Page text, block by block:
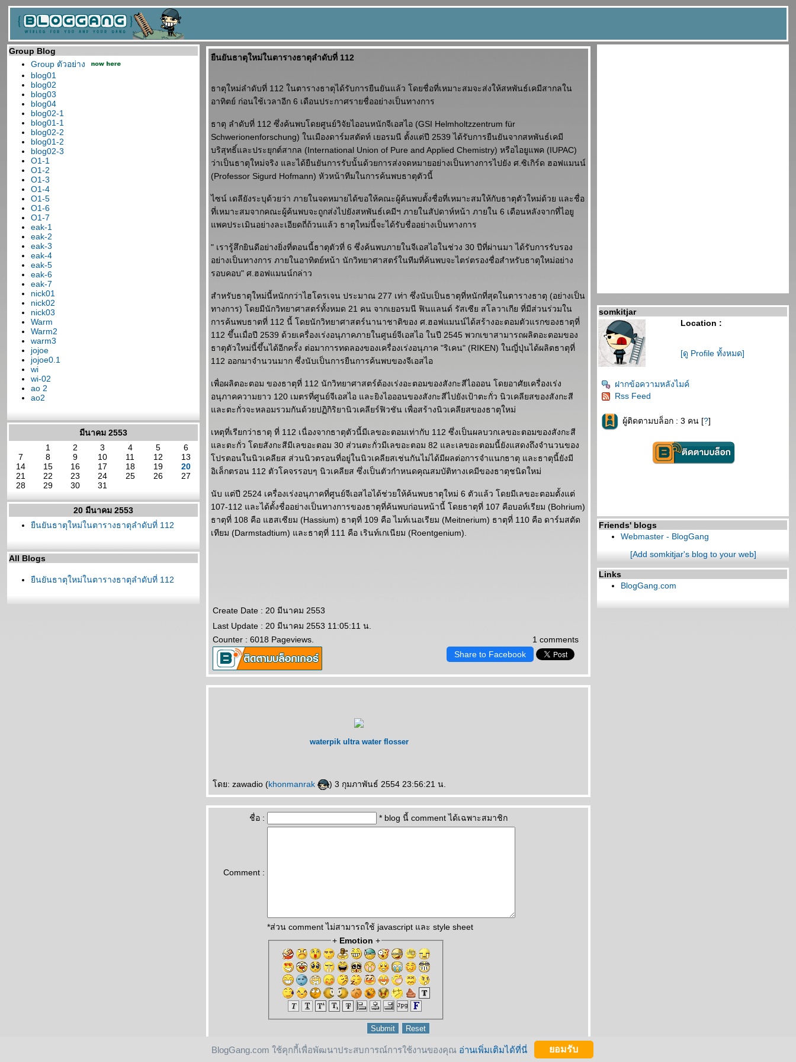
Group Blog
Group ตัวอย่าง
blog01
blog02
blog03
blog04
blog02-1
blog01-1
blog02-2
blog01-2
blog02-3
O1-1
O1-2
O1-3
O1-4
O1-5
O1-6
O1-7
eak-1
eak-2
eak-3
eak-4
eak-5
eak-6
eak-7
nick01
nick02
nick03
Warm
Warm2
warm3
jojoe
jojoe0.1
wi
wi-02
ao 2
ao2
มีนาคม 2553
1
2 3 4 5
6
7
8 9 10 11 12
13
14
15 16 17 18 19
20
21
22 23 24 25 26
27
28
29 30 31
20 มีนาคม 2553
ืนยันธาตุใหม่ในตารางธาตุลำดับที่ 112
All Blogs
ืนยันธาตุใหม่ในตารางธาตุลำดับที่ 112
ืนยันธาตุใหม่ในตารางธาตุลำดับที่ 112
ธาตุใหม่ลำดับที่ 112 ในตารางธาตุได้รับการยืนยันแล้ว โดยชื่อที่เหมาะสมจะส่งให้สหพันธ์เคมีสากลใน
อาทิตย์ ก่อนใช้เวลาอีก 6 เดือนประกาศรายชื่ออย่างเป็นทางการ
ธาตุ ลำดับที่ 112 ซึ่งค้นพบโดยศูนย์วิจัยไออนหนักจีเอสไอ (GSI Helmholtzzentrum für
Schwerionenforschung) ในเมืองดาร์มสตัดท์ เยอรมนี ตั้งแต่ปี 2539 ได้รับการยืนยันจากสหพันธ์เคมี
บริสุทธิ์และประยุกต์สากล (International Union of Pure and Applied Chemistry) หรือไอยูแพค (IUPAC)
ว่าเป็นธาตุใหม่จริง และได้ยืนยันการรับนั้นด้วยการส่งจดหมายอย่างเป็นทางการไปยัง ศ.ซิเกิร์ด ฮอฟแมนน์
(Professor Sigurd Hofmann) หัวหน้าทีมในการค้นพบธาตุตัวนี้
ไซน์ เดลียังระบุด้วยว่า ภายในจดหมายได้ขอให้คณะผู้ค้นพบตั้งชื่อที่เหมาะสมให้กับธาตุตัวใหม่ด้วย และชื่อ
ที่เหมาะสมจากคณะผู้ค้นพบจะถูกส่งไปยังสหพันธ์เคมีฯ ภายในสัปดาห์หน้า ภายใน 6 เดือนหลังจากที่ไอยู
พคประเมินอย่างละเอียดถี่ถ้วนแล้ว ธาตุใหม่นี้จะได้รับชื่ออย่างเป็นทางการ
" เรารู้สึกยินดีอย่างยิ่งที่ตอนนี้ธาตุตัวที่ 6 ซึ่งค้นพบภายในจีเอสไอในช่วง 30 ปีที่ผ่านมา ได้รับการรับรอง
อย่างเป็นทางการ ภายในอาทิตย์หน้า นักวิทยาศาสตร์ในทีมที่ค้นพบจะไตร่ตรองชื่อสำหรับธาตุใหม่อย่าง
รอบคอบ" ศ.ฮอฟแมนน์กล่าว
สำหรับธาตุใหม่นี้หนักกว่าไฮโดรเจน ประมาณ 277 เท่า ซึ่งนับเป็นธาตุที่หนักที่สุดในตารางธาตุ (อย่างเป็น
ทางการ) โดยมีนักวิทยาศาสตร์ทั้งหมด 21 คน จากเยอรมนี ฟินแลนด์ รัสเซีย สโลวาเกีย ที่มีส่วนร่วมใน
การค้นพบธาตที่ 112 นี้ โดยนักวิทยาศาสตร์นานาชาติของ ศ.ฮอฟแมนน์ได้สร้างอะตอมตัวแรกของธาตุที่
112 ขึ้นเมื่อปี 2539 ด้วยเครื่องเร่งอนุภาคภายในศูนย์จีเอสไอ ในปี 2545 พวกเขาสามารถผลิตอะตอมของ
ธาตุตัวใหม่นี้ขึ้นได้อีกครั้ง ต่อมาการทดลองของเครื่องเร่งอนุภาค "ริเคน" (RIKEN) ในญี่ปุ่นได้ผลิตธาตุที่
112 ออกมาจำนวนมาก ซึ่งนับเป็นการยืนการค้นพบของจีเอสไอ
เพื่อผลิตอะตอม ของธาตุที่ 112 นักวิทยาศาสตร์ต้องเร่งอะตอมของสังกะสีไอออน โดยอาศัยเครื่องเร่ง
อนุภาคความยาว 120 เมตรที่ศูนย์จีเอสไอ และยิงไอออนของสังกะสีไปยังเป้าตะกั่ว นิวเคลียสของสังกะสี
ละตะกั่วจะหลอมรวมกันด้วยปฏิกิริยานิวเคลียร์ฟิวชัน เพื่อสร้างนิวเคลียสของธาตุใหม่
เหตุที่เรียกว่าธาตุ ที่ 112 เนื่องจากธาตุตัวนี้มีเลขอะตอมเท่ากับ 112 ซึ่งเป็นผลบวกเลขอะตอมของสังกะสี
ละตะกั่ว โดยสังกะสีมีเลขอะตอม 30 ส่วนตะกั่วมีเลขอะตอม 82 และเลขอะตอมนี้ยังแสดงถึงจำนวนของ
ปรตอนในนิวเคลียส ส่วนนิวตรอนที่อยู่ในนิวเคลียสเช่นกันไม่ได้มีผลต่อการจำแนกธาตุ และธาตุนี้ยังมี
อิเล็กตรอน 112 ตัวโคจรรอบๆ นิวเคลียส ซึ่งเป็นตัวกำหนดคุณสมบัติทางเคมีของธาตุชนิดใหม่
นับ แต่ปี 2524 เครื่องเร่งอนุภาคที่ศูนย์จีเอสไอได้ช่วยให้ค้นพบธาตุใหม่ 6 ตัวแล้ว โดยมีเลขอะตอมตั้งแต่
107-112 และได้ตั้งชื่ออย่างเป็นทางการของธาตุที่ค้นพบก่อนหน้านี้ โดยธาตุที่ 107 คือบอห์เรียม (Bohrium)
ธาตุที่ 108 คือ แฮสเซียม (Hassium) ธาตุที่ 109 คือ ไมท์เนอเรียม (Meitnerium) ธาตุที่ 110 คือ ดาร์มสตัด
เทียม (Darmstadtium) และธาตุที่ 111 คือ เรินท์เกเนียม (Roentgenium).
Create Date : 20 มีนาคม 2553
1 comments
Last Update : 20 มีนาคม 2553 11:05:11 น.
Counter : 6018 Pageviews.
Share to Facebook
waterpik ultra water flosser
ดย: zawadio (khonmanrak ) 3 กุมภาพันธ์ 2554 23:56:21 น.
ชื่อ : * blog นี้ comment ได้เฉพาะสมาชิก
Comment :
*ส่วน comment ไม่สามารถใช้ javascript และ style sheet
+ Emotion +
somkitjar
Location :
[ดู Profile ทั้งหมด]
ฝากข้อความหลังไมค์
Rss Feed
ผู้ติดตามบล็อก : 3 คน [?]
Friends' blogs
Webmaster - BlogGang
[Add somkitjar's blog to your web]
Links
BlogGang.com
BlogGang.com ใช้คุกกี้เพื่อพัฒนาประสบการณ์การใช้งานของคุณ อ่านเพิ่มเติมได้ที่นี่